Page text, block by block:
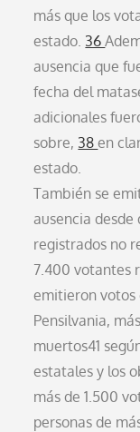
más que los
estado. 36
ausencia que
fecha del
adicionales
sobre, 38en
estado.
También se
ausencia desde
registrados no
7.400 votantes
emitieron votos
Pensilvania,
muertos41
estatales y los
más de 1.500
personas de